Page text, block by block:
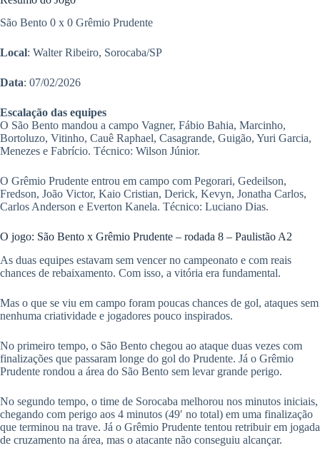
São Bento 0 x 0 Grêmio Prudente
Local: Walter Ribeiro, Sorocaba/SP
Data: 07/02/2026
Escalação das equipes
O São Bento mandou a campo Vagner, Fábio Bahia, Marcinho,
Bortoluzo, Vitinho, Cauê Raphael, Casagrande, Guigão, Yuri Garcia,
Menezes e Fabrício. Técnico: Wilson Júnior.
O Grêmio Prudente entrou em campo com Pegorari, Gedeilson,
Fredson, João Victor, Kaio Cristian, Derick, Kevyn, Jonatha Carlos,
Carlos Anderson e Everton Kanela. Técnico: Luciano Dias.
O jogo: São Bento x Grêmio Prudente – rodada 8 – Paulistão A2
As duas equipes estavam sem vencer no campeonato e com reais
chances de rebaixamento. Com isso, a vitória era fundamental.
Mas o que se viu em campo foram poucas chances de gol, ataques sem
nenhuma criatividade e jogadores pouco inspirados.
No primeiro tempo, o São Bento chegou ao ataque duas vezes com
finalizações que passaram longe do gol do Prudente. Já o Grêmio
Prudente rondou a área do São Bento sem levar grande perigo.
No segundo tempo, o time de Sorocaba melhorou nos minutos iniciais,
chegando com perigo aos 4 minutos (49′ no total) em uma finalização
que terminou na trave. Já o Grêmio Prudente tentou retribuir em jogada
de cruzamento na área, mas o atacante não conseguiu alcançar.